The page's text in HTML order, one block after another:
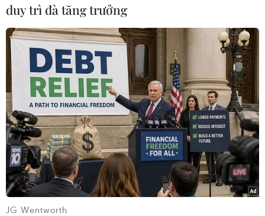
Bốn ngày
nghỉ lễ Quốc khánh 2024:
Toàn quốc xảy ra 257 vụ tai
nạn giao thông
Trong 4 ngày nghỉ lễ dịp Quốc khánh 2024 (từ
31/8-3/9/2024), cả nước xảy ra 257 vụ tai nạn
giao thông, giảm 9,82% so với cùng kỳ năm
ngoái; làm 124 người chết, giảm 22,5% và 193
người bị thương.
(TTXVN/Vietnam+)
duy trì đà tăng trưởng
JG Wentworth